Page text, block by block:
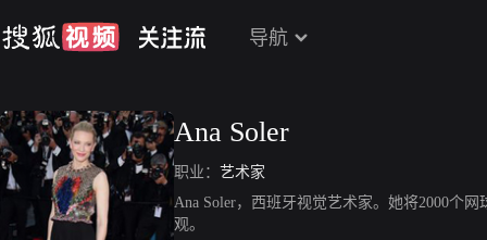
导航
Ana Soler
职业： 艺术家
Ana Soler，西班牙视觉艺术家。她将2000个
观。